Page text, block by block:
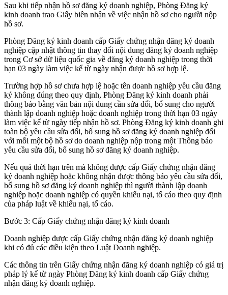
Sau khi tiếp nhận hồ sơ đăng ký doanh nghiệp, Phòng Đăng ký
kinh doanh trao Giấy biên nhận về việc nhận hồ sơ cho người nộp
hồ sơ.
Phòng Đăng ký kinh doanh cấp Giấy chứng nhận đăng ký doanh
nghiệp cập nhật thông tin thay đổi nội dung đăng ký doanh nghiệp
trong Cơ sở dữ liệu quốc gia về đăng ký doanh nghiệp trong thời
hạn 03 ngày làm việc kể từ ngày nhận được hồ sơ hợp lệ.
Trường hợp hồ sơ chưa hợp lệ hoặc tên doanh nghiệp yêu cầu đăng
ký không đúng theo quy định, Phòng Đăng ký kinh doanh phải
thông báo bằng văn bản nội dung cần sửa đổi, bổ sung cho người
thành lập doanh nghiệp hoặc doanh nghiệp trong thời hạn 03 ngày
làm việc kể từ ngày tiếp nhận hồ sơ. Phòng Đăng ký kinh doanh ghi
toàn bộ yêu cầu sửa đổi, bổ sung hồ sơ đăng ký doanh nghiệp đối
với mỗi một bộ hồ sơ do doanh nghiệp nộp trong một Thông báo
yêu cầu sửa đổi, bổ sung hồ sơ đăng ký doanh nghiệp.
Nếu quá thời hạn trên mà không được cấp Giấy chứng nhận đăng
ký doanh nghiệp hoặc không nhận được thông báo yêu cầu sửa đổi,
bổ sung hồ sơ đăng ký doanh nghiệp thì người thành lập doanh
nghiệp hoặc doanh nghiệp có quyền khiếu nại, tố cáo theo quy định
của pháp luật về khiếu nại, tố cáo.
Bước 3: Cấp Giấy chứng nhận đăng ký kinh doanh
Doanh nghiệp được cấp Giấy chứng nhận đăng ký doanh nghiệp
khi có đủ các điều kiện theo Luật Doanh nghiệp.
Các thông tin trên Giấy chứng nhận đăng ký doanh nghiệp có giá trị
pháp lý kể từ ngày Phòng Đăng ký kinh doanh cấp Giấy chứng
nhận đăng ký doanh nghiệp.